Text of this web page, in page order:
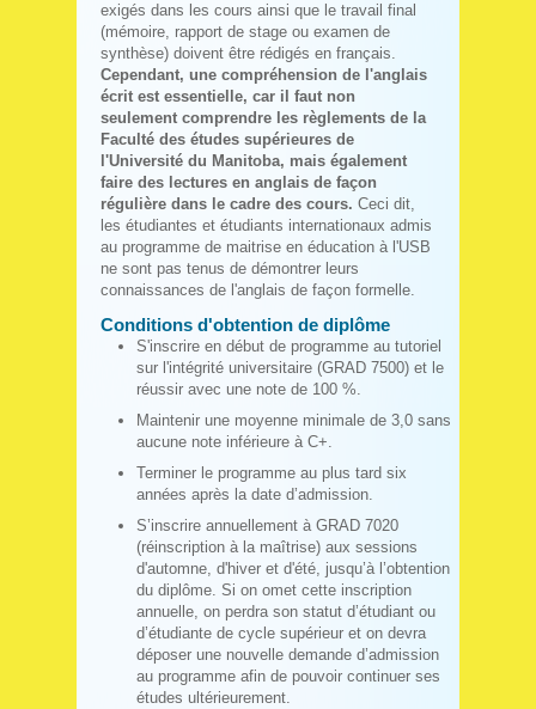
exigés dans les cours ainsi que le travail final
(mémoire, rapport de stage ou examen de
synthèse) doivent être rédigés en français.
Cependant, une compréhension de l'anglais
écrit est essentielle, car il faut non
seulement comprendre les règlements de la
Faculté des études supérieures de
l'Université du Manitoba, mais également
faire des lectures en anglais de façon
régulière dans le cadre des cours. Ceci dit,
les étudiantes et étudiants internationaux admis
au programme de maitrise en éducation à l'USB
ne sont pas tenus de démontrer leurs
connaissances de l'anglais de façon formelle.
Conditions d'obtention de diplôme
S'inscrire en début de programme au tutoriel
sur l'intégrité universitaire (GRAD 7500) et le
réussir avec une note de 100 %.
Maintenir une moyenne minimale de 3,0 sans
aucune note inférieure à C+.
Terminer le programme au plus tard six
années après la date d’admission.
S’inscrire annuellement à GRAD 7020
(réinscription à la maîtrise) aux sessions
d'automne, d'hiver et d'été, jusqu’à l’obtention
du diplôme. Si on omet cette inscription
annuelle, on perdra son statut d’étudiant ou
d’étudiante de cycle supérieur et on devra
déposer une nouvelle demande d’admission
au programme afin de pouvoir continuer ses
études ultérieurement.